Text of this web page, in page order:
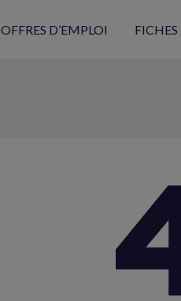
OFFRES D’EMPLOI